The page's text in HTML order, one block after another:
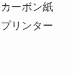
ーボン紙
リンター